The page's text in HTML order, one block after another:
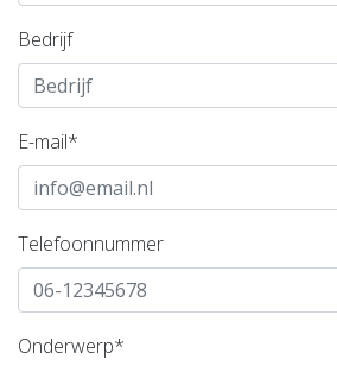
Bedrijf
E-mail*
Telefoonnummer
Onderwerp*